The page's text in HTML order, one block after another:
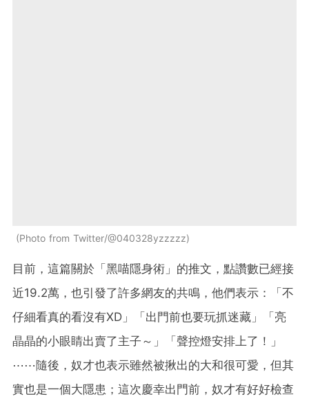
Photo from Twitter/@040328yzzzzz
目前，這篇關於「黑喵隱身術」的推文，點讚數已經接
近19.2萬，也引發了許多網友的共鳴，他們表示：「不
仔細看真的看沒有XD」「出門前也要玩抓迷藏」「亮
晶晶的小眼睛出賣了主子～」「聲控燈安排上了！」
⋯⋯隨後，奴才也表示雖然被揪出的大和很可愛，但其
實也是一個大隱患；這次慶幸出門前，奴才有好好檢查